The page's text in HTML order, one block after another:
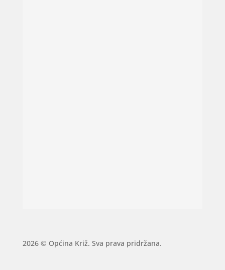
2026 © Općina Križ. Sva prava pridržana.